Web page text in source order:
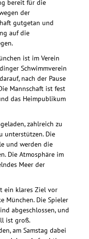
bereit für die
der
gutgetan und
auf die
ist im Verein
Schwimmverein
nach der Pause
Mannschaft ist fest
das Heimpublikum
zahlreich zu
unterstützen. Die
und werden die
Die Atmosphäre im
Meer der
ein klares Ziel vor
München. Die Spieler
abgeschlossen, und
ist groß.
am Samstag dabei